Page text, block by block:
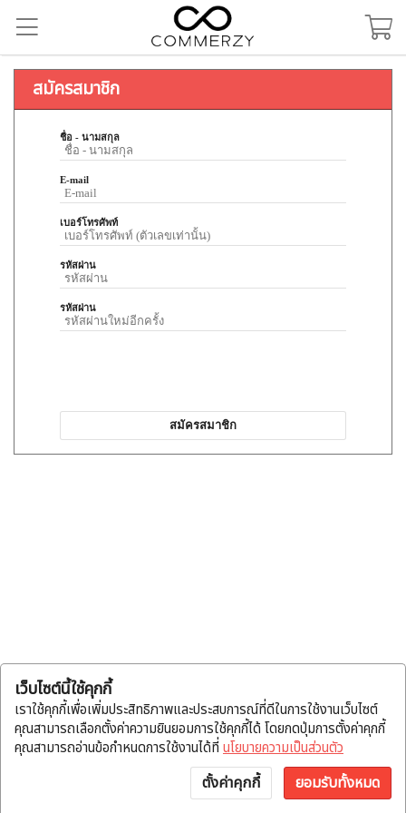
แจ้งโอน บัญชี พูดคุย
เว็บไซต์นี้ใช้คุกกี้
เราใช้คุกกี้เพื่อเพิ่มประสิทธิภาพและประสบการณ์ที่ดีในการใช้งานเว็บไซต์
คุณสามารถเลือกตั้งค่าความยินยอมการใช้คุกกี้ได้ โดยกดปุ่มการตั้งค่าคุกกี้
คุณสามารถอ่านข้อกำหนดการใช้งานได้ที่ นโยบายความเป็นส่วนตัว
ตั้งค่าคุกกี้ ยอมรับทั้งหมด
สมัครสมาชิก
ชื่อ - นามสกุล
E-mail
เบอร์โทรศัพท์
รหัสผ่าน
รหัสผ่าน
สมัครสมาชิก